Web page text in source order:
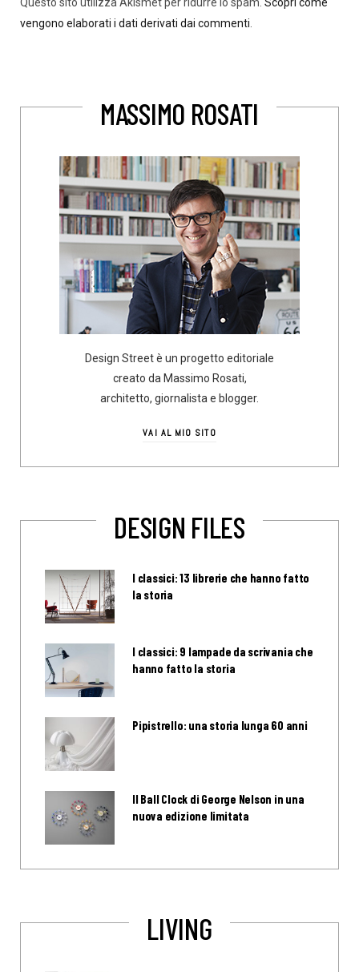
Questo sito utilizza Akismet per ridurre lo spam. Scopri come
vengono elaborati i dati derivati dai commenti.
MASSIMO ROSATI
Design Street è un progetto editoriale
creato da Massimo Rosati,
architetto, giornalista e blogger.
VAI AL MIO SITO
DESIGN FILES
I classici: 13 librerie che hanno fatto
la storia
I classici: 9 lampade da scrivania che
hanno fatto la storia
Pipistrello: una storia lunga 60 anni
Il Ball Clock di George Nelson in una
nuova edizione limitata
LIVING